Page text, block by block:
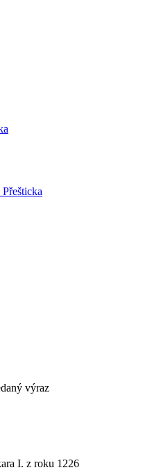
výraz
I. z roku 1226